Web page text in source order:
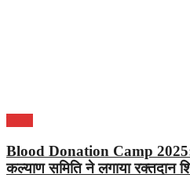
Blood Donation Camp 2025:
कल्याण समिति ने लगाया रक्तदान